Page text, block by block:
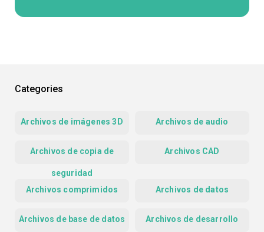
Categories
Archivos de imágenes 3D Archivos de audio
Archivos de copia de
seguridad
Archivos CAD
Archivos comprimidos Archivos de datos
Archivos de base de datos Archivos de desarrollo